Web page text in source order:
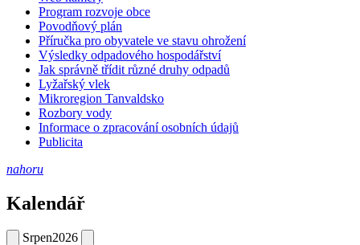
Program rozvoje obce
Povodňový plán
Příručka pro obyvatele ve stavu ohrožení
Výsledky odpadového hospodářství
Jak správně třídit různé druhy odpadů
Lyžařský vlek
Mikroregion Tanvaldsko
Rozbory vody
Informace o zpracování osobních údajů
Publicita
nahoru
Kalendář
Srpen2026